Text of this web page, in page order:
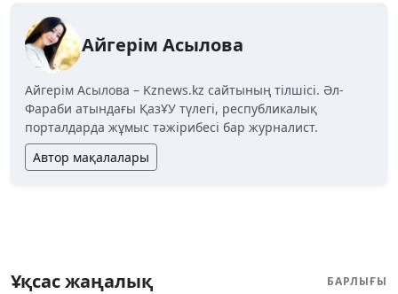
Айгерім Асылова
Айгерім Асылова – Kznews.kz сайтының тілшісі. Әл-
Фараби атындағы ҚазҰУ түлегі, республикалық
порталдарда жұмыс тәжірибесі бар журналист.
Автор мақалалары
Ұқсас жаңалық БАРЛЫҒЫ